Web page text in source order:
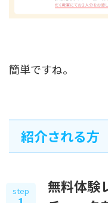
簡単ですね。
紹介される方
step
無料体験